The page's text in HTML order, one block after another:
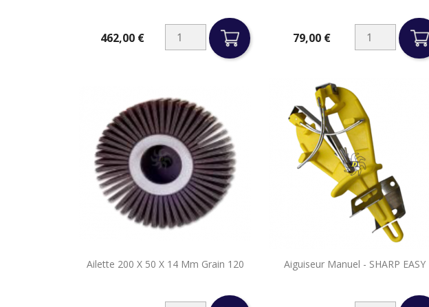
462,00 € 79,00 €
Ailette 200 X 50 X 14 Mm Grain 120
Aperçu rapide Aiguiseur Manuel - SHARP EASY
Aperçu rapide